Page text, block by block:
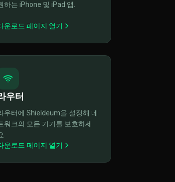
하는 iPhone 및 iPad 앱.
운로드 페이지 열기
우터
우터에 Shieldeum을 설정해 네
워크의 모든 기기를 보호하세
.
운로드 페이지 열기